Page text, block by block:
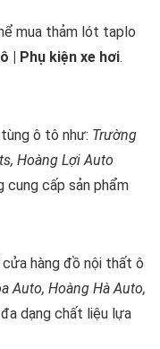
mua thảm lót taplo
| Phụ kiện xe hơi.
ô tô như: Trường
Hoàng Lợi Auto
cung cấp sản phẩm
hàng đồ nội thất ô
Auto, Hoàng Hà Auto,
dạng chất liệu lựa